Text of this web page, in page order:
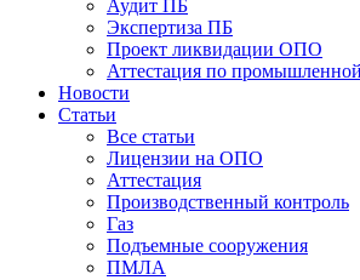
Аудит ПБ
Экспертиза ПБ
Проект ликвидации ОПО
Аттестация по
Новости
Статьи
Все статьи
Лицензии на ОПО
Аттестация
Производственный контроль
Газ
Подъемные сооружения
ПМЛА